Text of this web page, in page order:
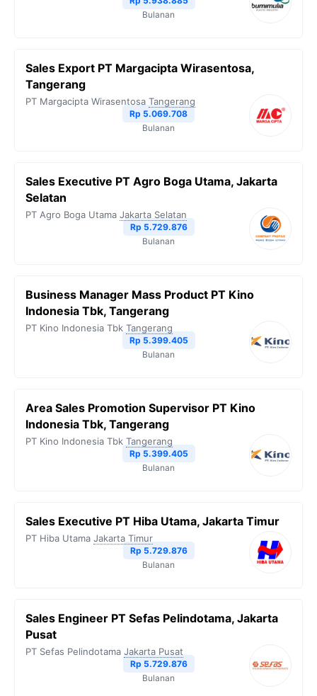
Bulanan
Sales Export PT Margacipta Wirasentosa,
Tangerang
PT Margacipta Wirasentosa Tangerang
Rp 5.069.708
Bulanan
Sales Executive PT Agro Boga Utama, Jakarta
Selatan
PT Agro Boga Utama Jakarta Selatan
Rp 5.729.876
Bulanan
Business Manager Mass Product PT Kino
Indonesia Tbk, Tangerang
PT Kino Indonesia Tbk Tangerang
Rp 5.399.405
Bulanan
Area Sales Promotion Supervisor PT Kino
Indonesia Tbk, Tangerang
PT Kino Indonesia Tbk Tangerang
Rp 5.399.405
Bulanan
Sales Executive PT Hiba Utama, Jakarta Timur
PT Hiba Utama Jakarta Timur
Rp 5.729.876
Bulanan
Sales Engineer PT Sefas Pelindotama, Jakarta
Pusat
PT Sefas Pelindotama Jakarta Pusat
Rp 5.729.876
Bulanan